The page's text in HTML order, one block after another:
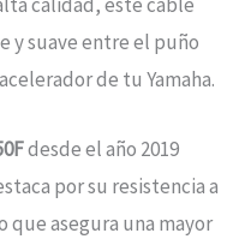
y suave entre el puño
de tu Yamaha.
desde el año 2019
por su resistencia a
que asegura una mayor